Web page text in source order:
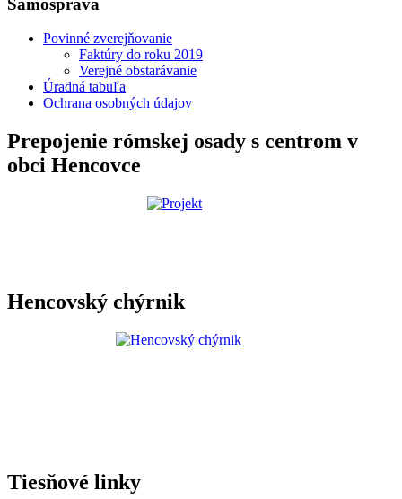
Povinné zverejňovanie
Faktúry do roku 2019
Verejné obstarávanie
Úradná tabuľa
Ochrana osobných údajov
Prepojenie rómskej osady s centrom v
obci Hencovce
Hencovský chýrnik
Tiesňové linky